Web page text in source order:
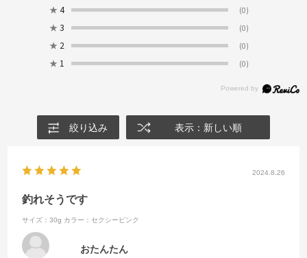
★ 4 (0)
★ 3 (0)
★ 2 (0)
★ 1 (0)
絞り込み 表示：新しい順
2024.8.26
釣れそうです
サイズ：30g カラー：セクシーピンク
おたんたん